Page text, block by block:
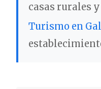
casas rurales
Turismo en